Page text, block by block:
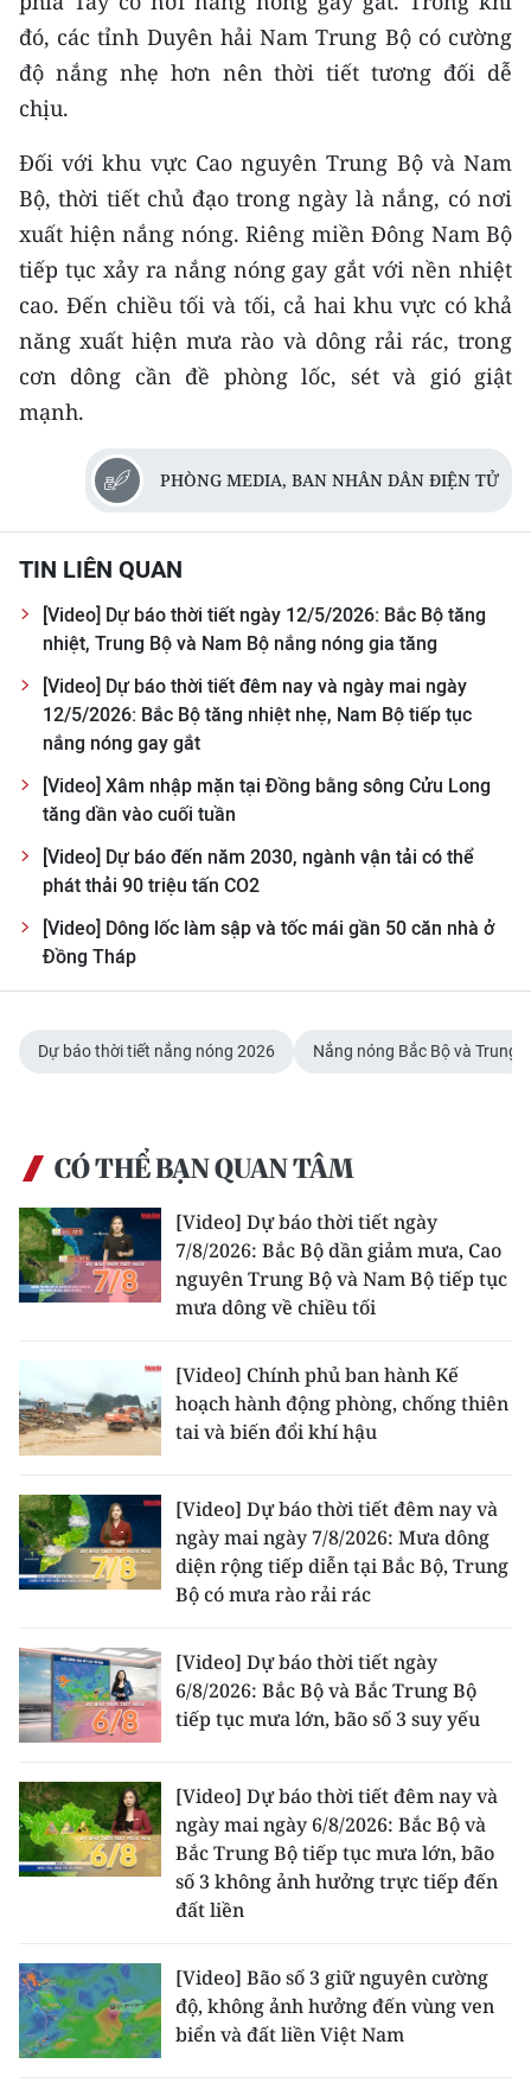
Media Du lịch
Media Thế giới
Media Thể thao
Media Giáo dục
Media Y tế
Media Khoa học - Công nghệ
Media Môi trường
Ảnh
TIN ĐỊA PHƯƠNG
Trung du và miền núi phía Bắc
Đồng bằng sông Hồng
Bắc Trung Bộ
Duyên hải Nam Trung Bộ và Tây
Nguyên
Đông Nam Bộ
Đồng bằng sông Cửu Long
Chuyên trang Hà Nội
VỀ BÁO NHÂN DÂN
THỜI NAY
NHÂN DÂN HẰNG THÁNG
MUA BÁO
ĐỌC BÁO IN
ENGLISH
FRANÇAIS
РУССКИЙ
ESPAÑOL
한국어
đó, các tỉnh Duyên hải Nam Trung Bộ có cường
độ nắng nhẹ hơn nên thời tiết tương đối dễ
chịu.
Đối với khu vực Cao nguyên Trung Bộ và Nam
Bộ, thời tiết chủ đạo trong ngày là nắng, có nơi
xuất hiện nắng nóng. Riêng miền Đông Nam Bộ
tiếp tục xảy ra nắng nóng gay gắt với nền nhiệt
cao. Đến chiều tối và tối, cả hai khu vực có khả
năng xuất hiện mưa rào và dông rải rác, trong
cơn dông cần đề phòng lốc, sét và gió giật
mạnh.
PHÒNG MEDIA, BAN NHÂN DÂN ĐIỆN TỬ
TIN LIÊN QUAN
[Video] Dự báo thời tiết ngày 12/5/2026: Bắc Bộ tăng
nhiệt, Trung Bộ và Nam Bộ nắng nóng gia tăng
[Video] Dự báo thời tiết đêm nay và ngày mai ngày
12/5/2026: Bắc Bộ tăng nhiệt nhẹ, Nam Bộ tiếp tục
nắng nóng gay gắt
[Video] Xâm nhập mặn tại Đồng bằng sông Cửu Long
tăng dần vào cuối tuần
[Video] Dự báo đến năm 2030, ngành vận tải có thể
phát thải 90 triệu tấn CO2
[Video] Dông lốc làm sập và tốc mái gần 50 căn nhà ở
Đồng Tháp
Dự báo thời tiết nắng nóng 2026 Nắng nóng Bắc Bộ và Trung
CÓ THỂ BẠN QUAN TÂM
[Video] Dự báo thời tiết ngày
7/8/2026: Bắc Bộ dần giảm mưa, Cao
nguyên Trung Bộ và Nam Bộ tiếp tục
mưa dông về chiều tối
[Video] Chính phủ ban hành Kế
hoạch hành động phòng, chống thiên
tai và biến đổi khí hậu
[Video] Dự báo thời tiết đêm nay và
ngày mai ngày 7/8/2026: Mưa dông
diện rộng tiếp diễn tại Bắc Bộ, Trung
Bộ có mưa rào rải rác
[Video] Dự báo thời tiết ngày
6/8/2026: Bắc Bộ và Bắc Trung Bộ
tiếp tục mưa lớn, bão số 3 suy yếu
[Video] Dự báo thời tiết đêm nay và
ngày mai ngày 6/8/2026: Bắc Bộ và
Bắc Trung Bộ tiếp tục mưa lớn, bão
số 3 không ảnh hưởng trực tiếp đến
đất liền
[Video] Bão số 3 giữ nguyên cường
độ, không ảnh hưởng đến vùng ven
biển và đất liền Việt Nam